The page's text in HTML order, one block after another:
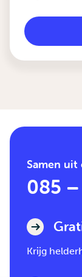
Samen uit
085 –
Krijg